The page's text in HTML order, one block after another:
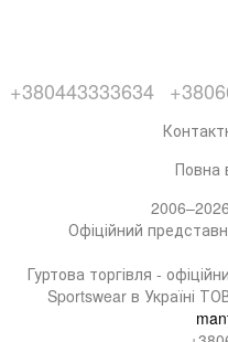
+380443333634
Повна
Офіційний
Гуртова торгівля -
Sportswear в Україні